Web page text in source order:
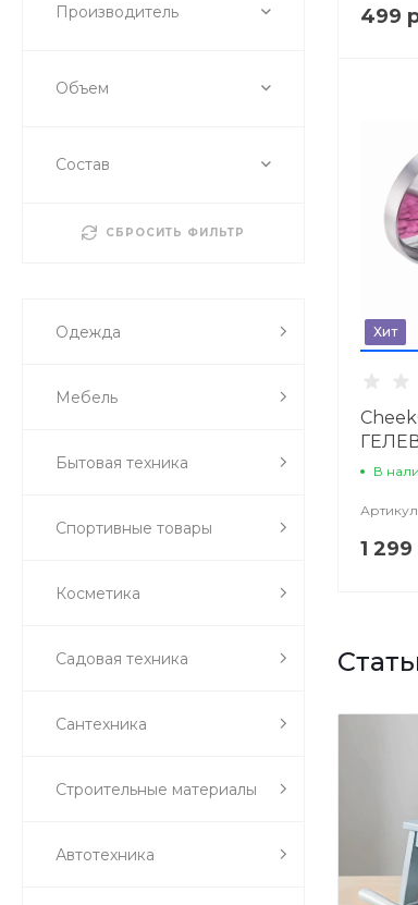
Производитель
Объем
Состав
СБРОСИТЬ ФИЛЬТР
Одежда
Мебель
Бытовая техника
Спортивные товары
Косметика
Садовая техника
Сантехника
Строительные материалы
Автотехника
499
Хит
В
Артикул
1